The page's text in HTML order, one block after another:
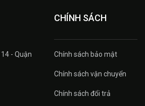
- Quận
CHÍNH SÁCH
Chính sách bảo mật
Chính sách vận chuyển
Chính sách đổi trả